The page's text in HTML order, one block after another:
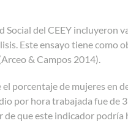
del CEEY incluyeron
Este ensayo tiene como
& Campos 2014).
porcentaje de mujeres en
por hora trabajada fue de
que este indicador podría